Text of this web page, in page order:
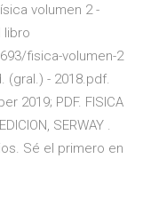
volumen 2 -
libro
fisica-volumen-2
(gral.) - 2018.pdf.
2019; PDF. FISICA
SERWAY .
Sé el primero en